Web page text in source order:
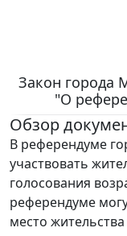
Закон города
"О
Обзор
В референдуме
участвовать
голосования
референдуме
место